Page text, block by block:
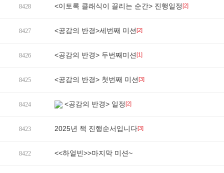
8428 <이토록 클래식이 끌리는 순간> 진행일정[2]
8427 <공감의 반경>세번째 미션[2]
8426 <공감의 반경> 두번째미션[1]
8425 <공감의 반경> 첫번째 미션[3]
8424 <공감의 반경> 일정[2]
8423 2025년 책 진행순서입니다[3]
8422 <<하얼빈>>마지막 미션~